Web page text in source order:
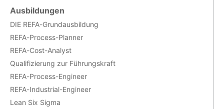
Ausbildungen
DIE REFA-Grundausbildung
REFA-Process-Planner
REFA-Cost-Analyst
Qualifizierung zur Führungskraft
REFA-Process-Engineer
REFA-Industrial-Engineer
Lean Six Sigma